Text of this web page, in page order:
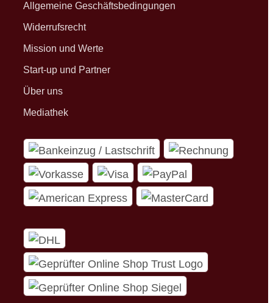
Allgemeine Geschäftsbedingungen
Widerrufsrecht
Mission und Werte
Start-up und Partner
Über uns
Mediathek